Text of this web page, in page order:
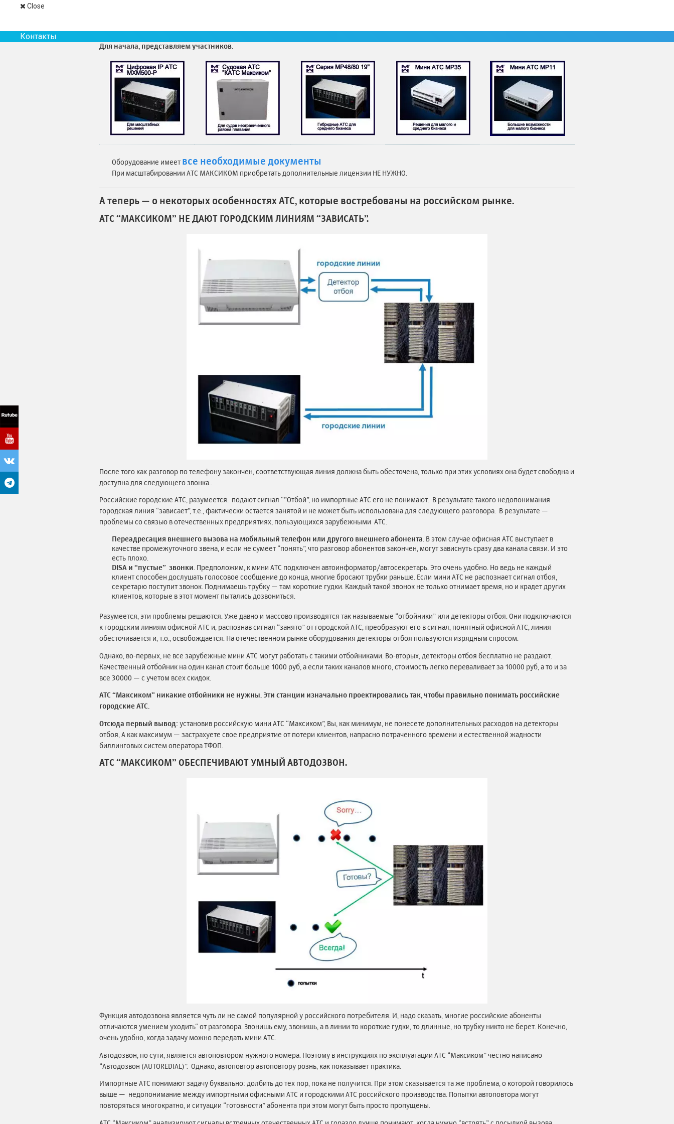
Close
Контакты
Для начала, представляем участников.
Оборудование имеет все необходимые документы
При масштабировании АТС МАКСИКОМ приобретать дополнительные лицензии НЕ НУЖНО.
А теперь — о некоторых особенностях АТС, которые востребованы на российском рынке.
АТС “МАКСИКОМ” НЕ ДАЮТ ГОРОДСКИМ ЛИНИЯМ “ЗАВИСАТЬ”.
После того как разговор по телефону закончен, соответствующая линия должна быть обесточена, только при этих условиях она будет свободна и
доступна для следующего звонка..
Российские городские АТС, разумеется. подают сигнал “”Отбой”, но импортные АТС его не понимают. В результате такого недопонимания
городская линия “зависает”, т.е., фактически остается занятой и не может быть использована для следующего разговора. В результате —
проблемы со связью в отечественных предприятиях, пользующихся зарубежными АТС.
Переадресация внешнего вызова на мобильный телефон или другого внешнего абонента. В этом случае офисная АТС выступает в
качестве промежуточного звена, и если не сумеет “понять”, что разговор абонентов закончен, могут зависнуть сразу два канала связи. И это
есть плохо.
DISA и “пустые” звонки . Предположим, к мини АТС подключен автоинформатор/автосекретарь. Это очень удобно. Но ведь не каждый
клиент способен дослушать голосовое сообщение до конца, многие бросают трубки раньше. Если мини АТС не распознает сигнал отбоя,
секретарю поступит звонок. Поднимаешь трубку — там короткие гудки. Каждый такой звонок не только отнимает время, но и крадет других
клиентов, которые в этот момент пытались дозвониться.
Разумеется, эти проблемы решаются. Уже давно и массово производятся так называемые “отбойники” или детекторы отбоя. Они подключаются
к городским линиям офисной АТС и, распознав сигнал “занято” от городской АТС, преобразуют его в сигнал, понятный офисной АТС, линия
обесточивается и, т.о., освобождается. На отечественном рынке оборудования детекторы отбоя пользуются изрядным спросом.
Однако, во-первых, не все зарубежные мини АТС могут работать с такими отбойниками. Во-вторых, детекторы отбоя бесплатно не раздают.
Качественный отбойник на один канал стоит больше 1000 руб, а если таких каналов много, стоимость легко переваливает за 10000 руб, а то и за
все 30000 — с учетом всех скидок.
АТС “Максиком” никакие отбойники не нужны. Эти станции изначально проектировались так, чтобы правильно понимать российские
городские АТС.
Отсюда первый вывод: установив российскую мини АТС “Максиком”, Вы, как минимум, не понесете дополнительных расходов на детекторы
отбоя, А как максимум — застрахуете свое предприятие от потери клиентов, напрасно потраченного времени и естественной жадности
биллинговых систем оператора ТФОП.
АТС “МАКСИКОМ” ОБЕСПЕЧИВАЮТ УМНЫЙ АВТОДОЗВОН.
Функция автодозвона является чуть ли не самой популярной у российского потребителя. И, надо сказать, многие российские абоненты
отличаются умением уходить“ от разговора. Звонишь ему, звонишь, а в линии то короткие гудки, то длинные, но трубку никто не берет. Конечно,
очень удобно, когда задачу можно передать мини АТС.
Автодозвон, по сути, является автоповтором нужного номера. Поэтому в инструкциях по эксплуатации АТС “Максиком” честно написано
“Автодозвон (AUTOREDIAL)”. Однако, автоповтор автоповтору рознь, как показывает практика.
Импортные АТС понимают задачу буквально: долбить до тех пор, пока не получится. При этом сказывается та же проблема, о которой говорилось
выше — недопонимание между импортными офисными АТС и городскими АТС российского производства. Попытки автоповтора могут
повторяться многократно, и ситуации “готовности” абонента при этом могут быть просто пропущены.